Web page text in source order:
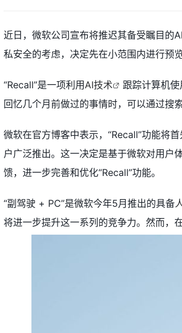
近日，微软公司宣布将推迟其备受瞩目的
私安全的考虑，决定先在小范围内进行预览
“Recall”是一项利用AI技术
跟踪计算机
回忆几个月前做过的事情时，可以通过搜
微软在官方博客中表示，“Recall”功能将
户广泛推出。这一决定是基于微软对用户
馈，进一步完善和优化“Recall”功能。
“副驾驶 + PC”是微软今年5月推出的具备
将进一步提升这一系列的竞争力。然而，